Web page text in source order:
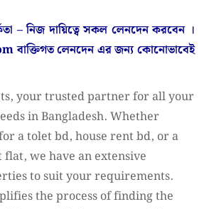
– নিজ দায়িত্বে সকল লেনদেন করবেন ।
বাক্তিগত লেনদেন এর জন্য কোনোভাবেই
your trusted partner for all your
in Bangladesh. Whether
a tolet bd, house rent bd, or a
we have an extensive
to suit your requirements.
the process of finding the